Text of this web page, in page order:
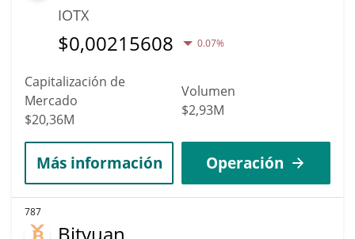
IOTX
$0,00215608 0.07%
Capitalización de
Mercado
$20,36M
Volumen
$2,93M
Más información Operación
787
Bityuan